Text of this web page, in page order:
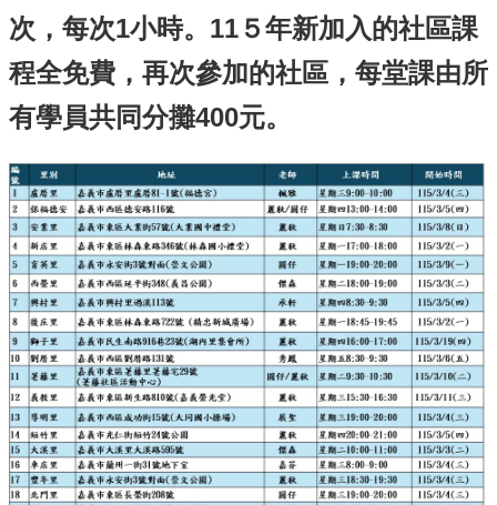
次，每次1小時。11５年新加入的社區課
程全免費，再次參加的社區，每堂課由所
有學員共同分攤400元。